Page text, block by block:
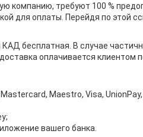
компанию, требуют 100 %
для оплаты. Перейдя по этой
бесплатная. В случае
оплачивается клиентом
Maestro, Visa,
вашего банка.